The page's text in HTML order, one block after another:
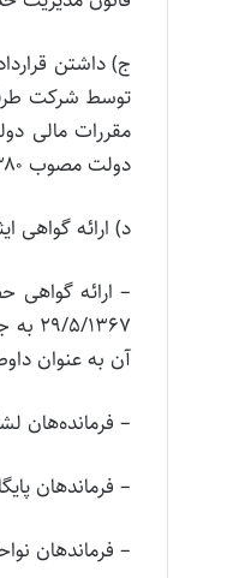
ج) داشتن
دولت مصوب ۱۳۸۰ و آموزش دهندگان نهضت سوادآموزی
د) ارائه گواهی
آن به عنوان
– فرمانده‌هان
– فرماندهان
– فرماندهان